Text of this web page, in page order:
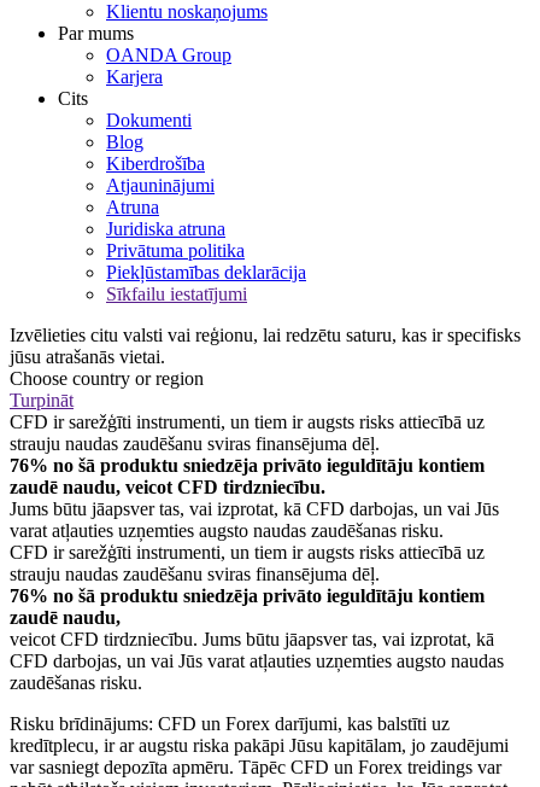
Klientu noskaņojums
Par mums
OANDA Group
Karjera
Cits
Dokumenti
Blog
Kiberdrošība
Atjauninājumi
Atruna
Juridiska atruna
Privātuma politika
Piekļūstamības deklarācija
Sīkfailu iestatījumi
Izvēlieties citu valsti vai reģionu, lai redzētu saturu, kas ir specifisks
jūsu atrašanās vietai.
Choose country or region
Turpināt
CFD ir sarežģīti instrumenti, un tiem ir augsts risks attiecībā uz
strauju naudas zaudēšanu sviras finansējuma dēļ.
76% no šā produktu sniedzēja privāto ieguldītāju kontiem
zaudē naudu, veicot CFD tirdzniecību.
Jums būtu jāapsver tas, vai izprotat, kā CFD darbojas, un vai Jūs
varat atļauties uzņemties augsto naudas zaudēšanas risku.
CFD ir sarežģīti instrumenti, un tiem ir augsts risks attiecībā uz
strauju naudas zaudēšanu sviras finansējuma dēļ.
76% no šā produktu sniedzēja privāto ieguldītāju kontiem
zaudē naudu,
veicot CFD tirdzniecību. Jums būtu jāapsver tas, vai izprotat, kā
CFD darbojas, un vai Jūs varat atļauties uzņemties augsto naudas
zaudēšanas risku.
Risku brīdinājums: CFD un Forex darījumi, kas balstīti uz
kredītplecu, ir ar augstu riska pakāpi Jūsu kapitālam, jo zaudējumi
var sasniegt depozīta apmēru. Tāpēc CFD un Forex treidings var